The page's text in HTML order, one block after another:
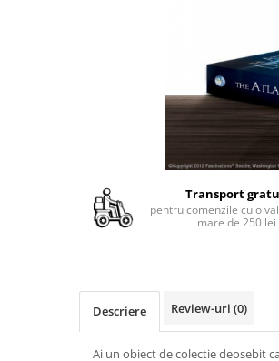
Transport
pentru comenzile cu o
mare de 250 lei
Descriere Review-uri (0)
Ai un obiect de colectie deosebit